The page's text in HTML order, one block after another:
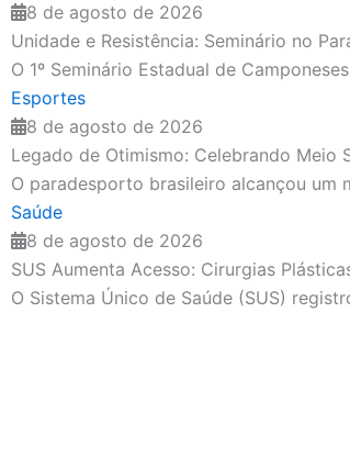
8 de agosto de 2026
Unidade e Resistência: Seminário no
O 1º Seminário Estadual de
Esportes
8 de agosto de 2026
Legado de Otimismo: Celebrando Meio
O paradesporto brasileiro alcançou um
Saúde
8 de agosto de 2026
SUS Aumenta Acesso: Cirurgias
O Sistema Único de Saúde (SUS)